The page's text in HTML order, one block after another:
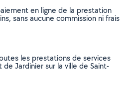
en ligne de la prestation
sans aucune commission ni frais
les prestations de services
Jardinier sur la ville de Saint-